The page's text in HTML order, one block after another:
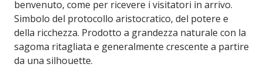
benvenuto, come per ricevere i visitatori in arrivo.
Simbolo del protocollo aristocratico, del potere e
della ricchezza. Prodotto a grandezza naturale con la
sagoma ritagliata e generalmente crescente a partire
da una silhouette.